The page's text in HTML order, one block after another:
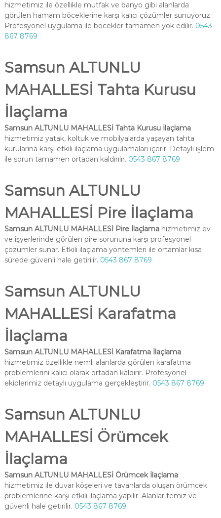
hizmetimiz ile özellikle mutfak ve banyo gibi alanlarda
görülen hamam böceklerine karşı kalıcı çözümler sunuyoruz.
Profesyonel uygulama ile böcekler tamamen yok edilir. 0543
867 8769
Samsun ALTUNLU
MAHALLESİ Tahta Kurusu
İlaçlama
Samsun ALTUNLU MAHALLESİ Tahta Kurusu İlaçlama
hizmetimiz yatak, koltuk ve mobilyalarda yaşayan tahta
kurularına karşı etkili ilaçlama uygulamaları içerir. Detaylı işlem
ile sorun tamamen ortadan kaldırılır. 0543 867 8769
Samsun ALTUNLU
MAHALLESİ Pire İlaçlama
Samsun ALTUNLU MAHALLESİ Pire İlaçlamahizmetimiz ev
ve işyerlerinde görülen pire sorununa karşı profesyonel
çözümler sunar. Etkili ilaçlama yöntemleri ile ortamlar kısa
sürede güvenli hale getirilir. 0543 867 8769
Samsun ALTUNLU
MAHALLESİ Karafatma
İlaçlama
Samsun ALTUNLU MAHALLESİ Karafatma İlaçlama
hizmetimiz özellikle nemli alanlarda görülen karafatma
problemlerini kalıcı olarak ortadan kaldırır. Profesyonel
ekiplerimiz detaylı uygulama gerçekleştirir. 0543 867 8769
Samsun ALTUNLU
MAHALLESİ Örümcek
İlaçlama
Samsun ALTUNLU MAHALLESİ Örümcek İlaçlama
hizmetimiz ile duvar köşeleri ve tavanlarda oluşan örümcek
problemlerine karşı etkili ilaçlama yapılır. Alanlar temiz ve
güvenli hale getirilir. 0543 867 8769